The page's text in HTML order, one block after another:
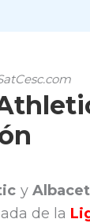
y
de la